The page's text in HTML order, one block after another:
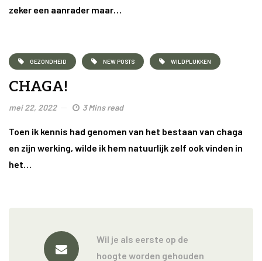
zeker een aanrader maar…
GEZONDHEID NEW POSTS WILDPLUKKEN
CHAGA!
mei 22, 2022 3 Mins read
Toen ik kennis had genomen van het bestaan van chaga
en zijn werking, wilde ik hem natuurlijk zelf ook vinden in
het…
Wil je als eerste op de
hoogte worden gehouden